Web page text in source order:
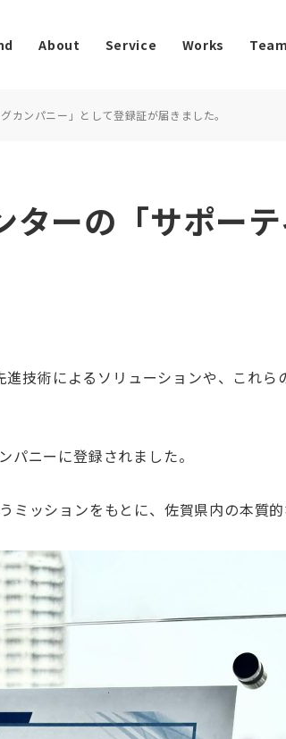
About Service Works Team
カンパニー」として登録証が届きました。
ーの「サポー
技術によるソリューションや、これ
パニーに登録されました。
ッションをもとに、佐賀県内の本質的